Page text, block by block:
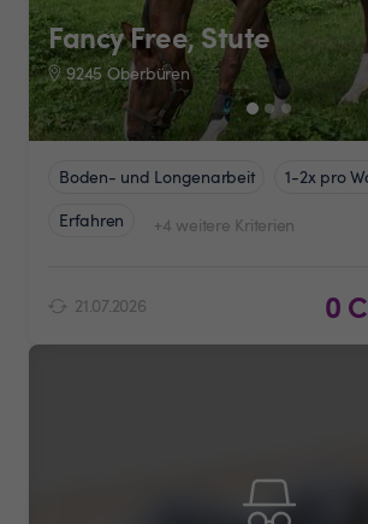
Fancy Free, Stute
9245 Oberbüren
Boden- und Longenarbeit
1-2x pro
Erfahren
+4 weitere Kriterien
21.07.2026 0